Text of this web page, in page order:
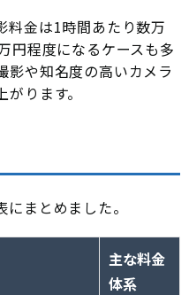
料金は1時間あたり数万
円程度になるケースも多
影や知名度の高いカメラ
ります。
まとめました。
主な料金
体系